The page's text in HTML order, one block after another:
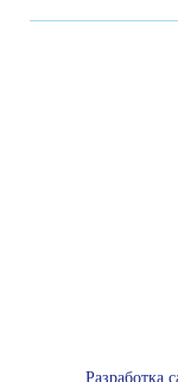
Разработка